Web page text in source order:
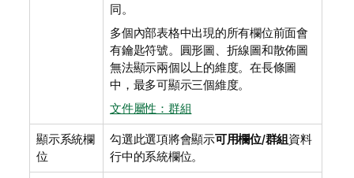
同。
多個內部表格中出現的所有欄位前面會
有鑰匙符號。圓形圖、折線圖和散佈圖
無法顯示兩個以上的維度。在長條圖
中，最多可顯示三個維度。
文件屬性：群組
顯示系統欄
位
勾選此選項將會顯示可用欄位/群組資料
行中的系統欄位。